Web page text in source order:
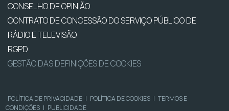
CONSELHO DE OPINIÃO
CONTRATO DE CONCESSÃO DO SERVIÇO PÚBLICO DE
RÁDIO E TELEVISÃO
RGPD
GESTÃO DAS DEFINIÇÕES DE COOKIES
POLÍTICA DE PRIVACIDADE | POLÍTICA DE COOKIES | TERMOS E
CONDIÇÕES | PUBLICIDADE